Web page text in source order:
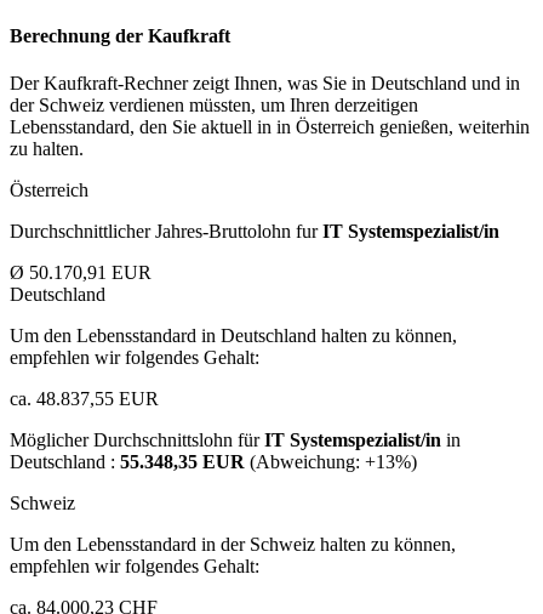
Berechnung der Kaufkraft
Der Kaufkraft-Rechner zeigt Ihnen, was Sie in Deutschland und in
der Schweiz verdienen müssten, um Ihren derzeitigen
Lebensstandard, den Sie aktuell in in Österreich genießen, weiterhin
zu halten.
Österreich
Durchschnittlicher Jahres-Bruttolohn furIT Systemspezialist/in
Ø 50.170,91 EUR
Deutschland
Um den Lebensstandard in Deutschland halten zu können,
empfehlen wir folgendes Gehalt:
ca. 48.837,55 EUR
Möglicher Durchschnittslohn fürIT Systemspezialist/in in
Deutschland : 55.348,35 EUR (Abweichung: +13%)
Schweiz
Um den Lebensstandard in der Schweiz halten zu können,
empfehlen wir folgendes Gehalt:
ca. 84.000,23 CHF